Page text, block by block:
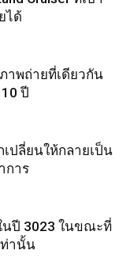
ได้
าพถ่ายที่เดียวกัน
ปี
ปลี่ยนให้กลายเป็น
การ
นปี 3023 ในขณะที่
ท่านั้น